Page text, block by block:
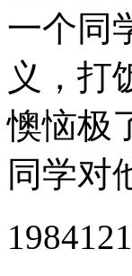
一个同
义，打
懊恼极
同学对